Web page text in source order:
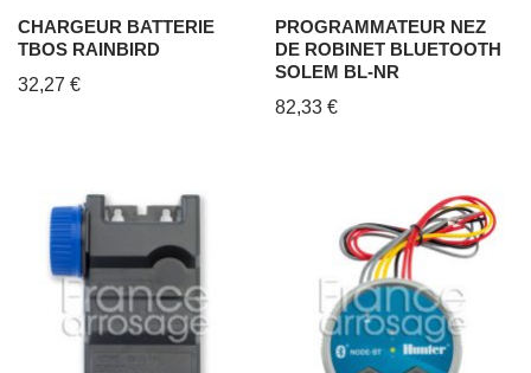
CHARGEUR BATTERIE
TBOS RAINBIRD
32,27 €
PROGRAMMATEUR NEZ
DE ROBINET BLUETOOTH
SOLEM BL-NR
82,33€